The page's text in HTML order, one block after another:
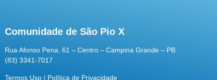
Comunidade de São Pio X
Rua Afonso Pena, 61 – Centro – Campina Grande – PB
(83) 3341-7017
Termos Uso | Política de Privacidade